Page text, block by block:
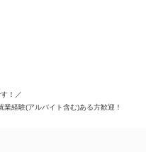
！／
業経験(アルバイト含む)ある方歓迎！